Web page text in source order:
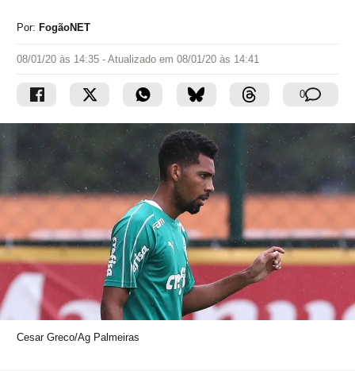
Por: FogãoNET
08/01/20 às 14:35 - Atualizado em 08/01/20 às 14:41
0
Cesar Greco/Ag Palmeiras